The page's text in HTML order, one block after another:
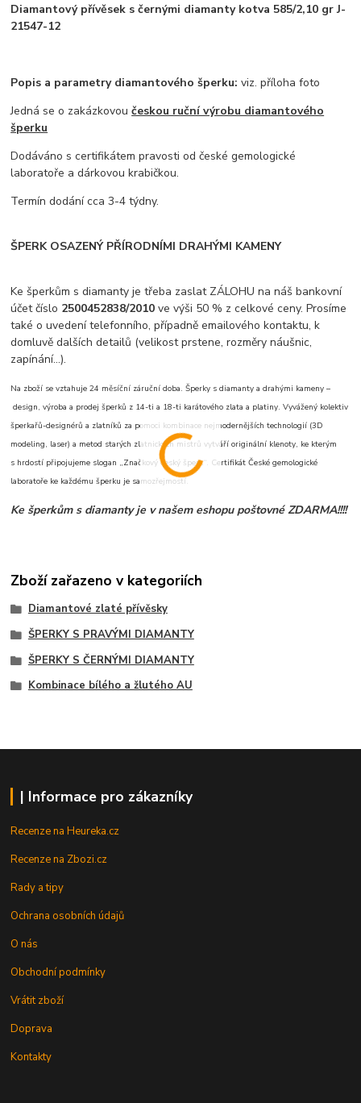
Diamantový přívěsek s černými diamanty kotva 585/2,10 gr J-
21547-12
Popis a parametry diamantového šperku: viz. příloha foto
Jedná se o zakázkovoučeskou ruční výrobu diamantového
šperku
Dodáváno s certifikátem pravosti od české gemologické
laboratoře a dárkovou krabičkou.
Termín dodání cca 3-4 týdny.
ŠPERK OSAZENÝ PŘÍRODNÍMI DRAHÝMI KAMENY
Ke šperkům s diamanty je třeba zaslat ZÁLOHU na náš bankovní
účet číslo 2500452838/2010ve výši 50 % z celkové ceny. Prosíme
také o uvedení telefonního, případně emailového kontaktu, k
domluvě dalších detailů (velikost prstene, rozměry náušnic,
zapínání...).
Na zboží se vztahuje 24 měsíční záruční doba. Šperky s diamanty a drahými kameny –
design, výroba a prodej šperků z 14-ti a 18-ti karátového zlata a platiny. Vyvážený kolektiv
šperkařů-designérů a zlatníků za pomoci kombinace nejmodernějších technologií (3D
modeling, laser) a metod starých zlatnických mistrů vytváří originální klenoty, ke kterým
s hrdostí připojujeme slogan „Značkový český šperk“. Certifikát České gemologické
laboratoře ke každému šperku je samozřejmostí.
Ke šperkům s diamanty je v našem eshopu poštovné ZDARMA!!!!
Zboží zařazeno v kategoriích
Diamantové zlaté přívěsky
ŠPERKY S PRAVÝMI DIAMANTY
ŠPERKY S ČERNÝMI DIAMANTY
Kombinace bílého a žlutého AU
| Informace pro zákazníky
Recenze na Heureka.cz
Recenze na Zbozi.cz
Rady a tipy
Ochrana osobních údajů
O nás
Obchodní podmínky
Vrátit zboží
Doprava
Kontakty